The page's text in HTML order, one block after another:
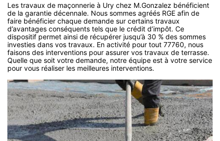
Les travaux de maçonnerie à Ury chez M.Gonzalez bénéficient
de la garantie décennale. Nous sommes agréés RGE afin de
faire bénéficier chaque demande sur certains travaux
d’avantages conséquents tels que le crédit d’impôt. Ce
dispositif permet ainsi de récupérer jusqu’à 30 % des sommes
investies dans vos travaux. En activité pour tout 77760, nous
faisons des interventions pour assurer vos travaux de terrasse.
Quelle que soit votre demande, notre équipe est à votre service
pour vous réaliser les meilleures interventions.